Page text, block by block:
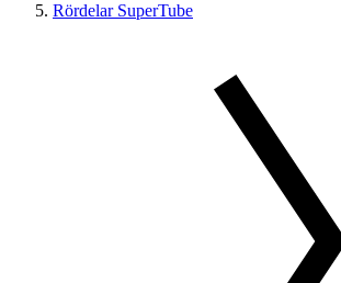
Rördelar SuperTube